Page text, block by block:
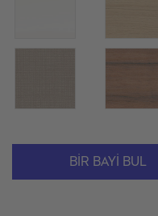
BIR BAYI BUL